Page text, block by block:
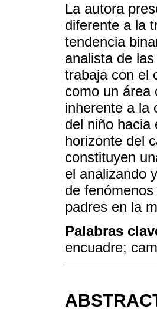
La autora
diferente a la
tendencia
analista de
trabaja con el
como un área
inherente a la
del niño hacia
horizonte del
constituyen
el analizando
de
padres en la
Palabras
encuadre;